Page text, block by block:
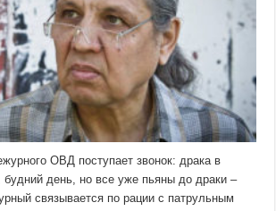
ОВД поступает звонок: драка в
будний день, но все уже пьяны до драки –
связывается по рации с патрульным